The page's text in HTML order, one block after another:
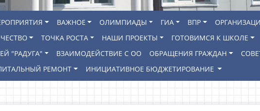
ВАЖНОЕ ОЛИМПИАДЫ ГИА ВПР
ТОЧКА РОСТА НАШИ ПРОЕКТЫ ГОТОВИМСЯ К ШКОЛЕ
"РАДУГА" ВЗАИМОДЕЙСТВИЕ С ОО ОБРАЩЕНИЯ ГРАЖДАН
РЕМОНТ ИНИЦИАТИВНОЕ БЮДЖЕТИРОВАНИЕ